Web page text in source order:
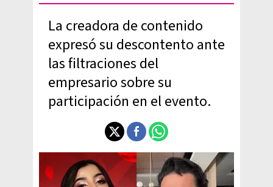
La creadora de contenido
expresó su descontento ante
las filtraciones del
empresario sobre su
participación en el evento.